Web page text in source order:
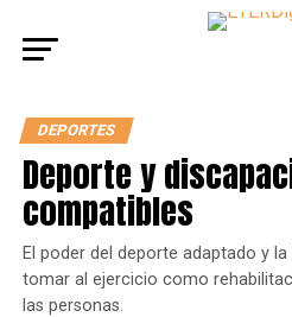
DEPORTES
Deporte y
compatibles
El poder del deporte adaptado y
tomar al ejercicio como
las personas.